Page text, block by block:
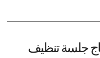
جلسة تنظيف